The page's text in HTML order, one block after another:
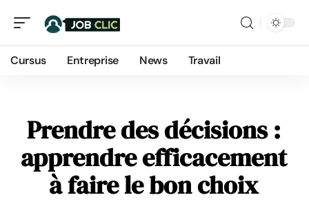
Cursus Entreprise News Travail
Prendre des décisions :
apprendre efficacement
à faire le bon choix